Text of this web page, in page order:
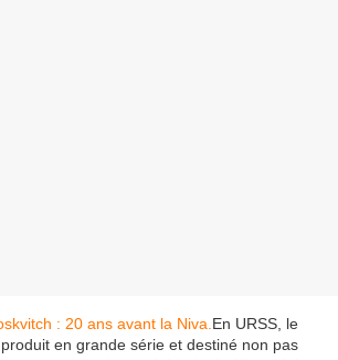
En URSS, le
en grande série et destiné non pas